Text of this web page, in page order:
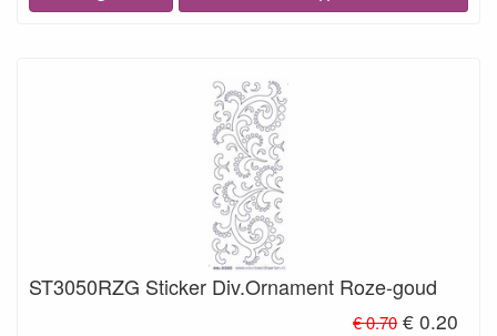
ST3050RZG Sticker Div.Ornament Roze-goud
€ 0.70 € 0.20